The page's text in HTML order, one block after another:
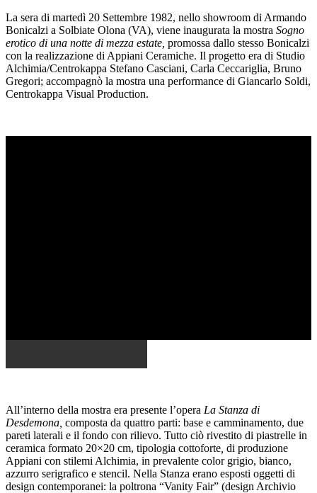
La sera di martedì 20 Settembre 1982, nello showroom di Armando
Bonicalzi a Solbiate Olona (VA), viene inaugurata la mostra Sogno
erotico di una notte di mezza estate, promossa dallo stesso Bonicalzi
con la realizzazione di Appiani Ceramiche. Il progetto era di Studio
Alchimia/Centrokappa Stefano Casciani, Carla Ceccariglia, Bruno
Gregori; accompagnò la mostra una performance di Giancarlo Soldi,
Centrokappa Visual Production.
All’interno della mostra era presente l’opera La Stanza di
Desdemona, composta da quattro parti: base e camminamento, due
pareti laterali e il fondo con rilievo. Tutto ciò rivestito di piastrelle in
ceramica formato 20×20 cm, tipologia cottoforte di produzione
Appiani con stilemi Alchimia, in prevalente color grigio, bianco,
azzurro serigrafico e stencil. Nella Stanza erano esposti oggetti di
design contemporanei: la poltrona “Vanity Fair” (design Archivio